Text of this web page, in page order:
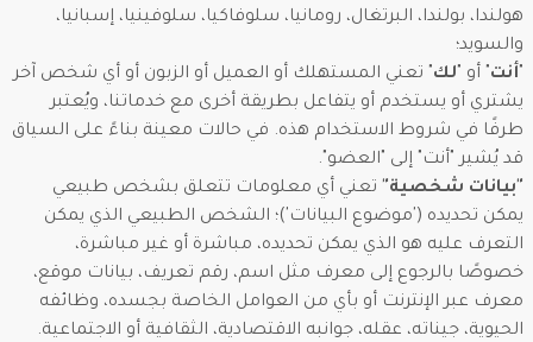
هولندا، بولندا، البرتغال، رومانيا، سلوفاكيا، سلوفينيا، إسبانيا،
والسويد؛
أنت " أو " لك " تعني المستهلك أو العميل أو الزبون أو أي شخص آخر
يشتري أو يستخدم أو يتفاعل بطريقة أخرى مع خدماتنا، ويُعتبر
طرفًا في شروط الاستخدام هذه. في حالات معينة بناءً على السياق
قد يُشير "أنت" إلى "العضو".
"بيانات شخصية" تعني أي معلومات تتعلق بشخص طبيعي
يمكن تحديده ('موضوع البيانات')؛ الشخص الطبيعي الذي يمكن
التعرف عليه هو الذي يمكن تحديده، مباشرة أو غير مباشرة،
خصوصًا بالرجوع إلى معرف مثل اسم، رقم تعريف، بيانات موقع،
معرف عبر الإنترنت أو بأي من العوامل الخاصة بجسده، وظائفه
الحيوية، جيناته، عقله، جوانبه الاقتصادية، الثقافية أو الاجتماعية.